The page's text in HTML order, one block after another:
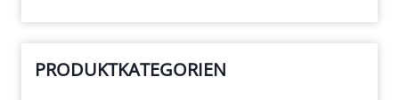
PRODUKTKATEGORIEN